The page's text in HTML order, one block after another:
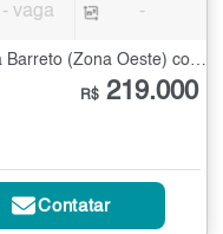
- vaga -
Apartamento à Venda na Vila Pereira Barreto (Zona Oeste) com 2 quartos
R$ 219.000
Contatar